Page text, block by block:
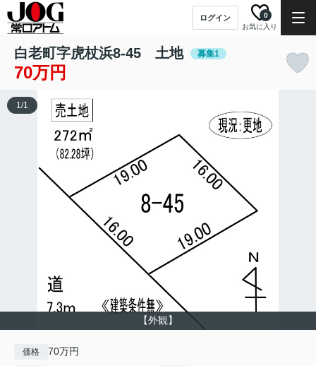
ログイン
お気に入り
0
白老町字虎杖浜8-45 土地 募集1
70万円
【外観】
1/1
価格 70万円